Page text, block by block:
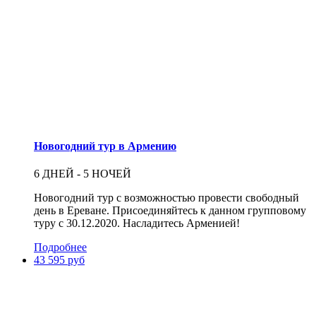
Новогодний тур в Армению
6 ДНЕЙ - 5 НОЧЕЙ
Новогодний тур с возможностью провести свободный
день в Ереване. Присоединяйтесь к данном групповому
туру с 30.12.2020. Насладитесь Арменией!
Подробнее
43 595 руб